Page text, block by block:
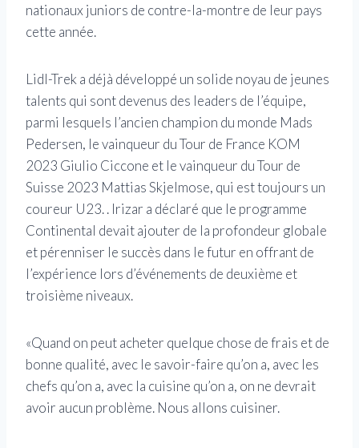
nationaux juniors de contre-la-montre de leur pays
cette année.
Lidl-Trek a déjà développé un solide noyau de jeunes
talents qui sont devenus des leaders de l’équipe,
parmi lesquels l’ancien champion du monde Mads
Pedersen, le vainqueur du Tour de France KOM
2023 Giulio Ciccone et le vainqueur du Tour de
Suisse 2023 Mattias Skjelmose, qui est toujours un
coureur U23. . Irizar a déclaré que le programme
Continental devait ajouter de la profondeur globale
et pérenniser le succès dans le futur en offrant de
l’expérience lors d’événements de deuxième et
troisième niveaux.
«Quand on peut acheter quelque chose de frais et de
bonne qualité, avec le savoir-faire qu’on a, avec les
chefs qu’on a, avec la cuisine qu’on a, on ne devrait
avoir aucun problème. Nous allons cuisiner.